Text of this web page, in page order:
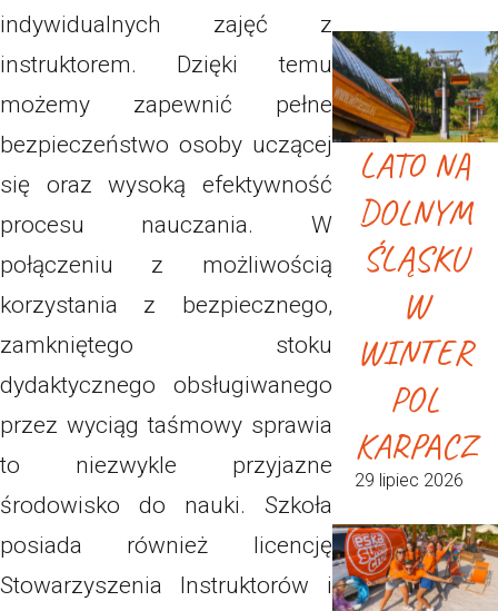
indywidualnych zajęć z
instruktorem. Dzięki temu
możemy zapewnić pełne
bezpieczeństwo osoby uczącej
się oraz wysoką efektywność
procesu nauczania. W
połączeniu z możliwością
korzystania z bezpiecznego,
zamkniętego stoku
dydaktycznego obsługiwanego
przez wyciąg taśmowy sprawia
to niezwykle przyjazne
środowisko do nauki. Szkoła
posiada również licencję
Stowarzyszenia Instruktorów i
LATO NA
DOLNYM
ŚLĄSKU
W
WINTER
POL
KARPACZ
29 lipiec 2026